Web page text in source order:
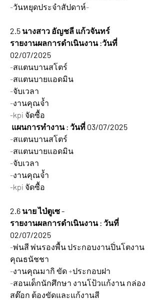
-วันหยุดประจำสัปดาห์-
2.5 นางสาว อัญชลี แก้วจันทร์
รายงานผลการดำเนินงาน :วันที่
02/07/2025
-สแตนบานสโตร์
-สแตนบายแอดมิน
-จับเวลา
-งานคุณจ้ำ
-kpi จัดซื้อ
แผนการทำงาน : วันที่ 03/07/2025
-สแตนบานสโตร์
-สแตนบายแอดมิน
-จับเวลา
-งานคุณจ้ำ
-kpi จัดซื้อ
2.6 นาย ไป่ตูเซ -
รายงานผลการดำเนินงาน : วันที่
02/07/2025
-พ่นสี พ่นรองพื้น ประกอบงานปิ่นโตงาน
คุณธนัชชา
-งานคุณมากิ ขัด +ประกอบฝา
-สอนเด็กนักศึกษา งานโป้วแก้งาน กล่อง
สต๊อก ต้องขัดและแก้งานสี